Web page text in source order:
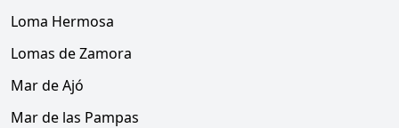
Loma Hermosa
Lomas de Zamora
Mar de Ajó
Mar de las Pampas